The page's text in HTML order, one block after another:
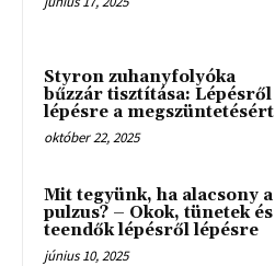
Styron zuhanyfolyóka
bűzzár tisztítása: Lépésről
lépésre a megszüntetésért
október 22, 2025
Mit tegyünk, ha alacsony a
pulzus? – Okok, tünetek és
teendők lépésről lépésre
június 10, 2025